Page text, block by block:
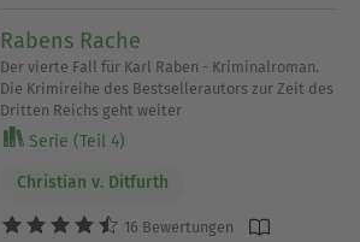
Rabens Rache
Der vierte Fall für Karl Raben - Kriminalroman.
Die Krimireihe des Bestsellerautors zur Zeit des
Dritten Reichs geht weiter
Serie (Teil 4)
Christian v. Ditfurth
16 Bewertungen